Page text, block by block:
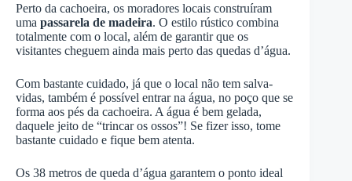
Perto da cachoeira, os moradores locais construíram
uma passarela de madeira. O estilo rústico combina
totalmente com o local, além de garantir que os
visitantes cheguem ainda mais perto das quedas d’água.
Com bastante cuidado, já que o local não tem salva-
vidas, também é possível entrar na água, no poço que se
forma aos pés da cachoeira. A água é bem gelada,
daquele jeito de “trincar os ossos”! Se fizer isso, tome
bastante cuidado e fique bem atenta.
Os 38 metros de queda d’água garantem o ponto ideal